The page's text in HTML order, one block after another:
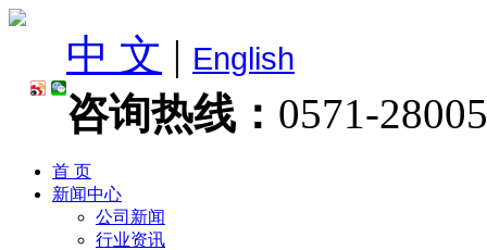
中 文 | English
咨询热线： 0571-
首 页
新闻中心
公司新闻
行业资讯